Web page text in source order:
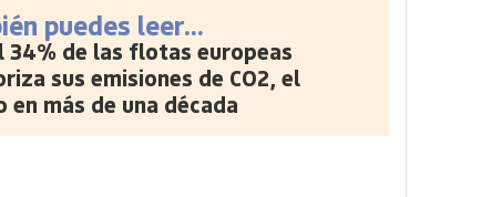
puedes leer...
34% de las flotas europeas
sus emisiones de CO2, el
en más de una década